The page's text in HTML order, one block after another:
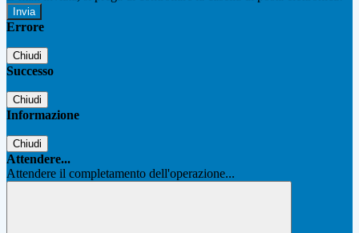
Errore
Chiudi
Successo
Chiudi
Informazione
Chiudi
Attendere...
Attendere il completamento dell'operazione...